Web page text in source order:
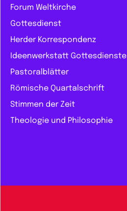
Forum Weltkirche
Gottesdienst
Herder Korrespondenz
Ideenwerkstatt Gottesdienste
Pastoralblätter
Römische Quartalschrift
Stimmen der Zeit
Theologie und Philosophie